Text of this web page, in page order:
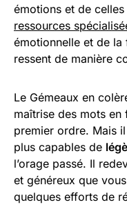
émotions et de
ressources
émotionnelle et de la
ressent de manière
Le Gémeaux en
maîtrise des mots
premier ordre. Mais il
plus capables de
l’orage passé. Il
et généreux que
quelques efforts de